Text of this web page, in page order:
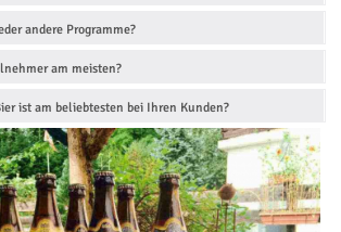
andere Programme?
am meisten?
ist am beliebtesten bei Ihren Kunden?